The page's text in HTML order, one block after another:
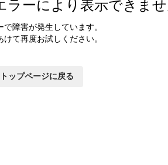
ラーにより表示できま
で障害が発生しています。
けて再度お試しください。
トップページに戻る